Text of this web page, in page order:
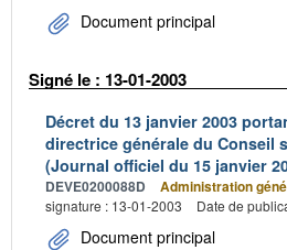
Document principal
Signé le : 13-01-2003
Décret du 13 janvier 2003
directrice générale du Conseil
(Journal officiel du 15 janvier
DEVE0200088D Administration
signature : 13-01-2003
Date de
Document principal